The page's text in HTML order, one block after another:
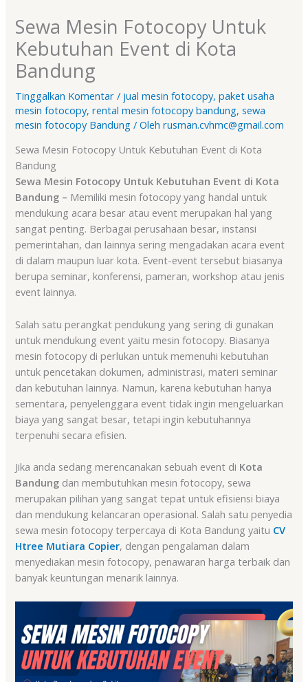
Sewa Mesin Fotocopy Untuk
Kebutuhan Event di Kota
Bandung
Tinggalkan Komentar / jual mesin fotocopy,paket usaha
mesin fotocopy,rental mesin fotocopy bandung,sewa
mesin fotocopy Bandung / Olehrusman.cvhmc@gmail.com
Sewa Mesin Fotocopy Untuk Kebutuhan Event di Kota
Bandung
Sewa Mesin Fotocopy Untuk Kebutuhan Event di Kota
Bandung – Memiliki mesin fotocopy yang handal untuk
mendukung acara besar atau event merupakan hal yang
sangat penting. Berbagai perusahaan besar, instansi
pemerintahan, dan lainnya sering mengadakan acara event
di dalam maupun luar kota. Event-event tersebut biasanya
berupa seminar, konferensi, pameran, workshop atau jenis
event lainnya.
Salah satu perangkat pendukung yang sering di gunakan
untuk mendukung event yaitu mesin fotocopy. Biasanya
mesin fotocopy di perlukan untuk memenuhi kebutuhan
untuk pencetakan dokumen, administrasi, materi seminar
dan kebutuhan lainnya. Namun, karena kebutuhan hanya
sementara, penyelenggara event tidak ingin mengeluarkan
biaya yang sangat besar, tetapi ingin kebutuhannya
terpenuhi secara efisien.
Jika anda sedang merencanakan sebuah event di Kota
Bandung dan membutuhkan mesin fotocopy, sewa
merupakan pilihan yang sangat tepat untuk efisiensi biaya
dan mendukung kelancaran operasional. Salah satu penyedia
sewa mesin fotocopy terpercaya di Kota Bandung yaitu CV
Htree Mutiara Copier, dengan pengalaman dalam
menyediakan mesin fotocopy, penawaran harga terbaik dan
banyak keuntungan menarik lainnya.